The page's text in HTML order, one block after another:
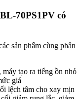
70PS1PV có
sản phẩm cùng phân
tạo ra tiếng ồn nhỏ
giá
lệch tâm cho xay mịn